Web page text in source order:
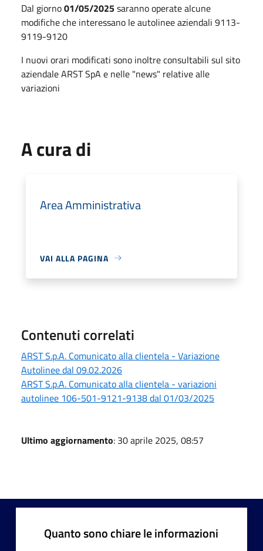
Dal giorno01/05/2025saranno operate alcune
modifiche che interessano le autolinee aziendali 9113-
9119-9120
I nuovi orari modificati sono inoltre consultabili sul sito
aziendale ARST SpA e nelle "news" relative alle
variazioni
A cura di
Area Amministrativa
VAI ALLA PAGINA
Contenuti correlati
ARST S.p.A. Comunicato alla clientela - Variazione
Autolinee dal 09.02.2026
ARST S.p.A. Comunicato alla clientela - variazioni
autolinee 106-501-9121-9138 dal 01/03/2025
Ultimo aggiornamento: 30 aprile 2025, 08:57
Quanto sono chiare le informazioni